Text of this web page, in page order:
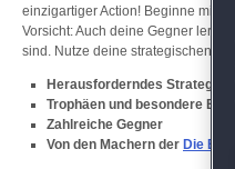
einzigartiger Action! Beginne mit
Vorsicht: Auch deine Gegner
sind. Nutze deine strategischen
Herausforderndes
Trophäen und besondere Boni
Zahlreiche Gegner
Von den Machern der Die